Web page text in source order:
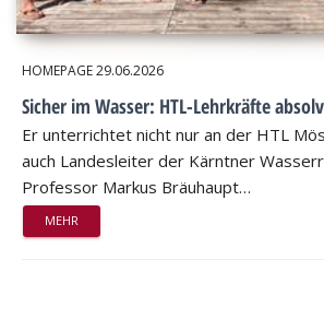
HOMEPAGE29.06.2026
Sicher im Wasser: HTL-Lehrkräfte
Er unterrichtet nicht nur an der HTL
auch Landesleiter der Kärntner
Professor Markus Bräuhaupt…
MEHR